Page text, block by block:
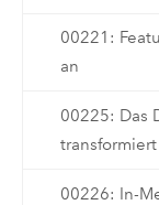
00221:
an
00225: Das
00226: In-